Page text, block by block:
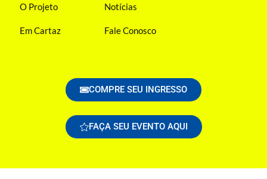
O Projeto
Em Cartaz
Notícias
Fale Conosco
COMPRE SEU INGRESSO
FAÇA SEU EVENTO AQUI